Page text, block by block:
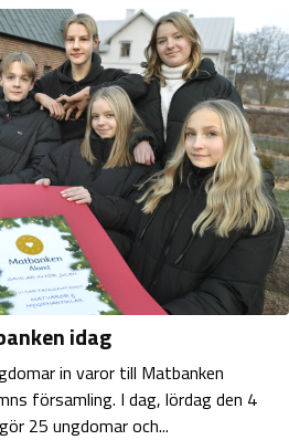
idag
in varor till Matbanken
församling. I dag, lördag den 4
25 ungdomar och...